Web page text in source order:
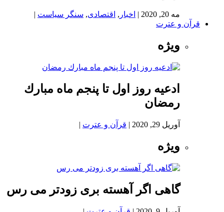
مه 20, 2020 | اخبار , اقتصادی, سنگر سیاست |
قرآن و عترت
ویژه
ادعيه روز اول تا پنجم ماه مبارك
رمضان
آوریل 29, 2020 | قرآن و عترت |
ویژه
گاهی اگر آهسته بری زودتر می رس